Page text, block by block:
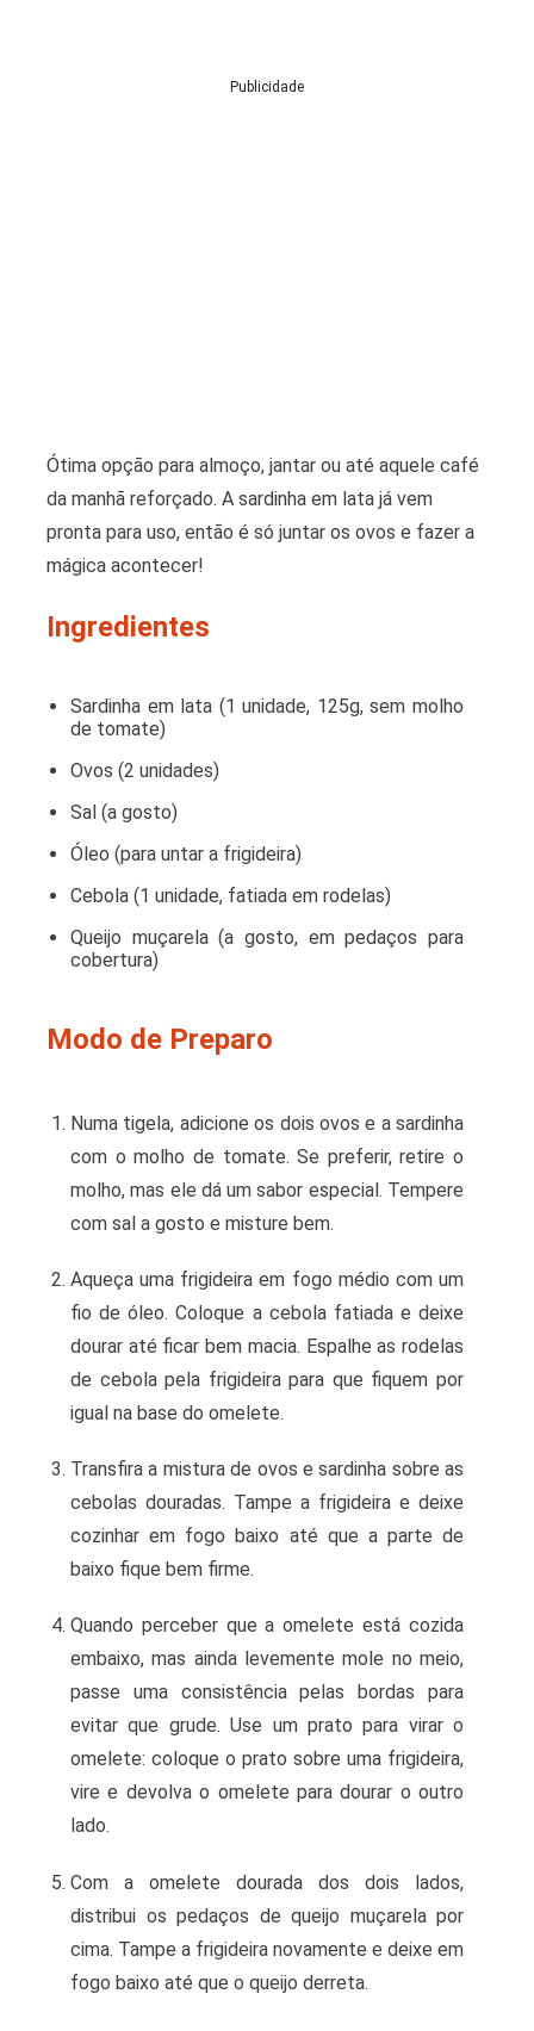
Publicidade
Ótima opção para almoço, jantar ou até aquele café
da manhã reforçado. A sardinha em lata já vem
pronta para uso, então é só juntar os ovos e fazer a
mágica acontecer!
Ingredientes
Sardinha em lata (1 unidade, 125g, sem molho
de tomate)
Ovos (2 unidades)
Sal (a gosto)
Óleo (para untar a frigideira)
Cebola (1 unidade, fatiada em rodelas)
Queijo muçarela (a gosto, em pedaços para
cobertura)
Modo de Preparo
Numa tigela, adicione os dois ovos e a sardinha
com o molho de tomate. Se preferir, retire o
molho, mas ele dá um sabor especial. Tempere
com sal a gosto e misture bem.
Aqueça uma frigideira em fogo médio com um
fio de óleo. Coloque a cebola fatiada e deixe
dourar até ficar bem macia. Espalhe as rodelas
de cebola pela frigideira para que fiquem por
igual na base do omelete.
Transfira a mistura de ovos e sardinha sobre as
cebolas douradas. Tampe a frigideira e deixe
cozinhar em fogo baixo até que a parte de
baixo fique bem firme.
Quando perceber que a omelete está cozida
embaixo, mas ainda levemente mole no meio,
passe uma consistência pelas bordas para
evitar que grude. Use um prato para virar o
omelete: coloque o prato sobre uma frigideira,
vire e devolva o omelete para dourar o outro
lado.
Com a omelete dourada dos dois lados,
distribui os pedaços de queijo muçarela por
cima. Tampe a frigideira novamente e deixe em
fogo baixo até que o queijo derreta.